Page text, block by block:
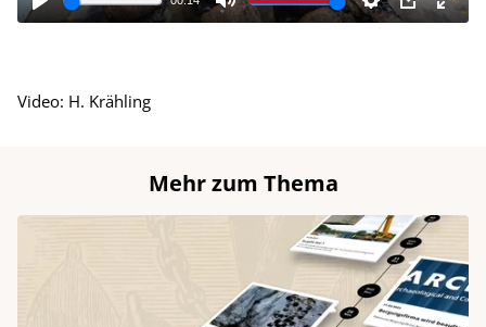
Video: H. Krähling
Mehr zum Thema